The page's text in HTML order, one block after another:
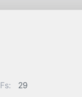
Fs: 29